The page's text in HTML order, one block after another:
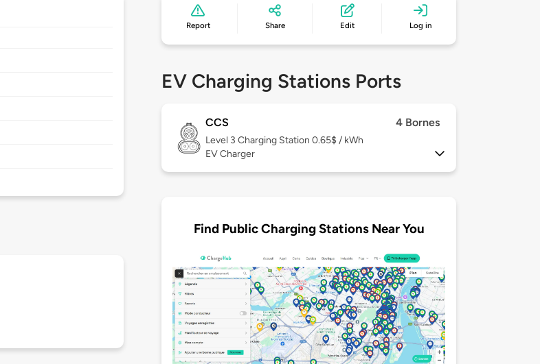
Report Share Edit Log in
EV Charging Stations Ports
CCS 4 Bornes
Level 3 Charging Station 0.65$ / kWh
EV Charger
Find Public Charging Stations Near You